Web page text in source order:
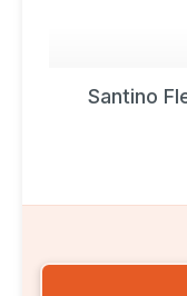
Santino